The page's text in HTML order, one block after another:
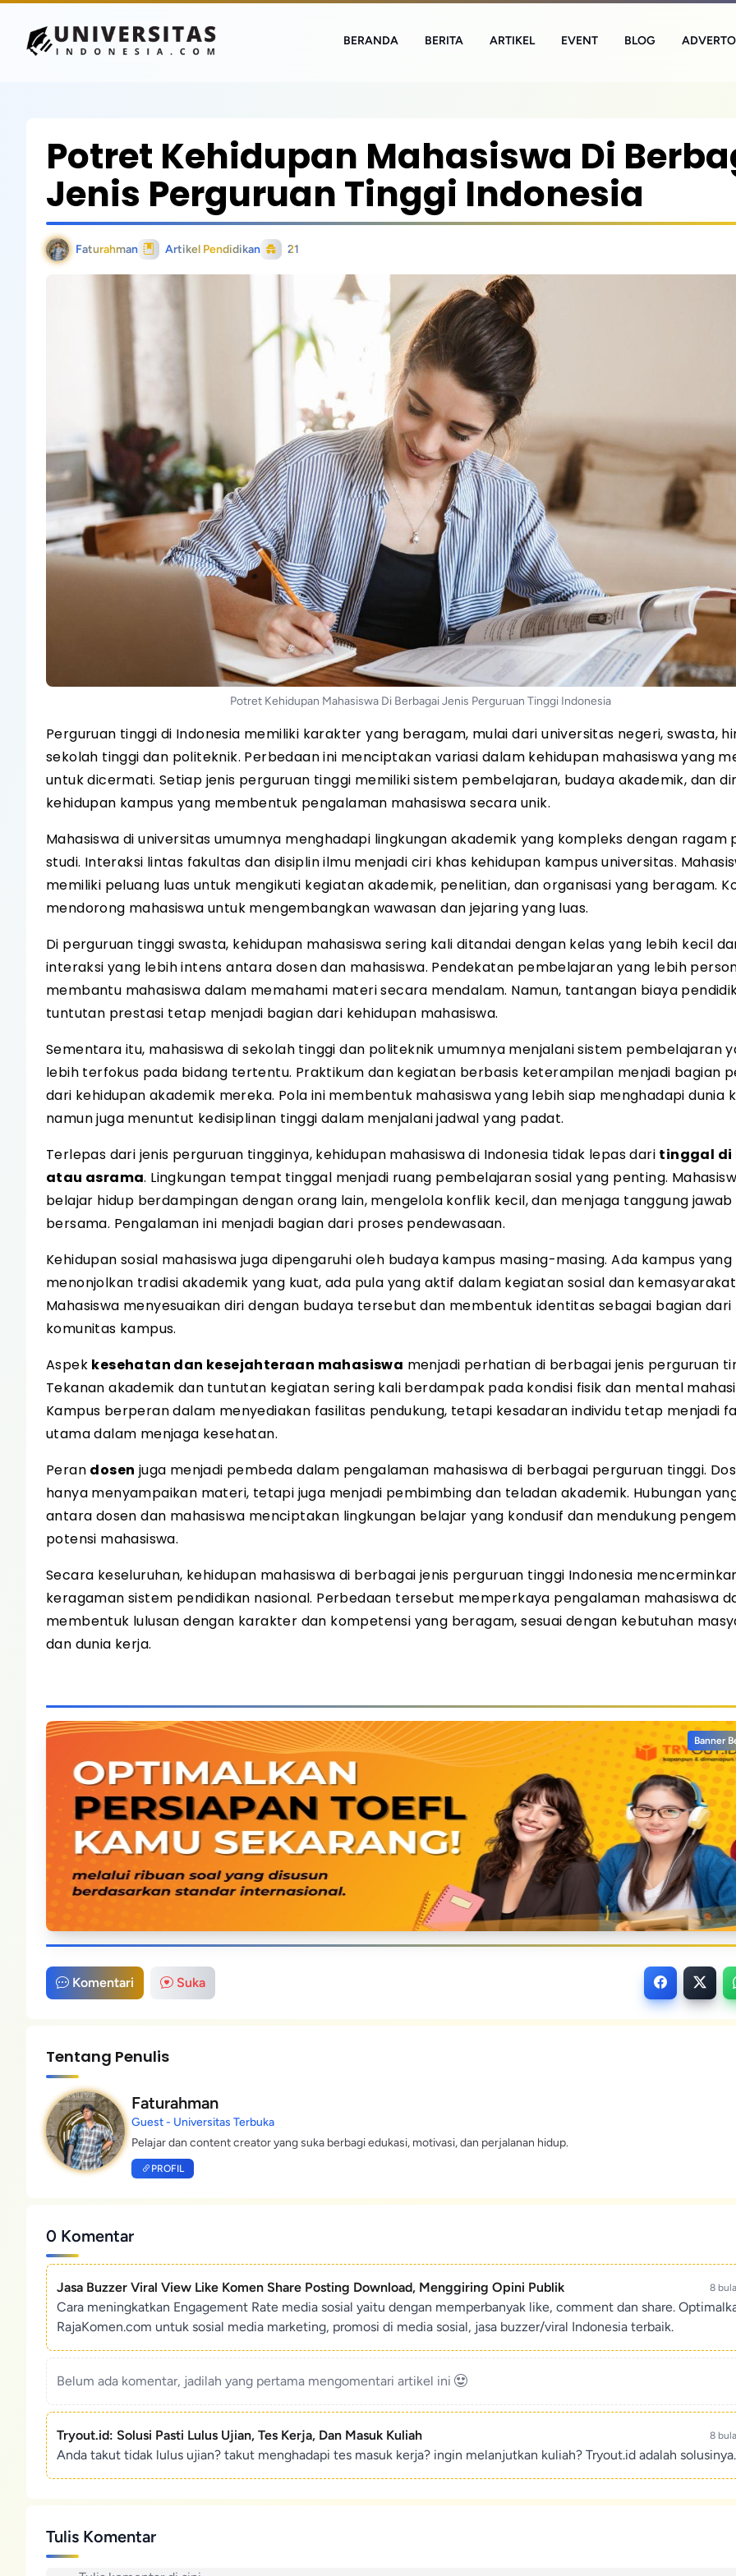
BERANDA BERITA ARTIKEL EVENT BLOG
Potret Kehidupan Mahasiswa Di
Jenis Perguruan Tinggi Indonesia
Faturahman Artikel Pendidikan 21
Potret Kehidupan Mahasiswa Di Berbagai Jenis Perguruan Tinggi Indonesia
Perguruan tinggi di Indonesia memiliki karakter yang beragam, mulai dari universitas negeri, swasta,
sekolah tinggi dan politeknik. Perbedaan ini menciptakan variasi dalam kehidupan mahasiswa yang
untuk dicermati. Setiap jenis perguruan tinggi memiliki sistem pembelajaran, budaya akademik, dan
kehidupan kampus yang membentuk pengalaman mahasiswa secara unik.
Mahasiswa di universitas umumnya menghadapi lingkungan akademik yang kompleks dengan ragam
studi. Interaksi lintas fakultas dan disiplin ilmu menjadi ciri khas kehidupan kampus universitas.
memiliki peluang luas untuk mengikuti kegiatan akademik, penelitian, dan organisasi yang beragam.
mendorong mahasiswa untuk mengembangkan wawasan dan jejaring yang luas.
Di perguruan tinggi swasta, kehidupan mahasiswa sering kali ditandai dengan kelas yang lebih kecil
interaksi yang lebih intens antara dosen dan mahasiswa. Pendekatan pembelajaran yang lebih
membantu mahasiswa dalam memahami materi secara mendalam. Namun, tantangan biaya
tuntutan prestasi tetap menjadi bagian dari kehidupan mahasiswa.
Sementara itu, mahasiswa di sekolah tinggi dan politeknik umumnya menjalani sistem pembelajaran
lebih terfokus pada bidang tertentu. Praktikum dan kegiatan berbasis keterampilan menjadi bagian
dari kehidupan akademik mereka. Pola ini membentuk mahasiswa yang lebih siap menghadapi dunia
namun juga menuntut kedisiplinan tinggi dalam menjalani jadwal yang padat.
Terlepas dari jenis perguruan tingginya, kehidupan mahasiswa di Indonesia tidak lepas dari tinggal di
atau asrama. Lingkungan tempat tinggal menjadi ruang pembelajaran sosial yang penting.
belajar hidup berdampingan dengan orang lain, mengelola konflik kecil, dan menjaga tanggung jawab
bersama. Pengalaman ini menjadi bagian dari proses pendewasaan.
Kehidupan sosial mahasiswa juga dipengaruhi oleh budaya kampus masing-masing. Ada kampus yang
menonjolkan tradisi akademik yang kuat, ada pula yang aktif dalam kegiatan sosial dan
Mahasiswa menyesuaikan diri dengan budaya tersebut dan membentuk identitas sebagai bagian dari
komunitas kampus.
Aspek kesehatan dan kesejahteraan mahasiswa menjadi perhatian di berbagai jenis perguruan
Tekanan akademik dan tuntutan kegiatan sering kali berdampak pada kondisi fisik dan mental
Kampus berperan dalam menyediakan fasilitas pendukung, tetapi kesadaran individu tetap menjadi
utama dalam menjaga kesehatan.
Peran dosen juga menjadi pembeda dalam pengalaman mahasiswa di berbagai perguruan tinggi.
hanya menyampaikan materi, tetapi juga menjadi pembimbing dan teladan akademik. Hubungan
antara dosen dan mahasiswa menciptakan lingkungan belajar yang kondusif dan mendukung
potensi mahasiswa.
Secara keseluruhan, kehidupan mahasiswa di berbagai jenis perguruan tinggi Indonesia
keragaman sistem pendidikan nasional. Perbedaan tersebut memperkaya pengalaman mahasiswa
membentuk lulusan dengan karakter dan kompetensi yang beragam, sesuai dengan kebutuhan
dan dunia kerja.
Banner
Komentari Suka
Tentang Penulis
Faturahman
Guest - Universitas Terbuka
Pelajar dan content creator yang suka berbagi edukasi, motivasi, dan perjalanan hidup.
PROFIL
0 Komentar
Jasa Buzzer Viral View Like Komen Share Posting Download, Menggiring Opini Publik 8
Cara meningkatkan Engagement Rate media sosial yaitu dengan memperbanyak like, comment dan share.
RajaKomen.com untuk sosial media marketing, promosi di media sosial, jasa buzzer/viral Indonesia terbaik.
Belum ada komentar, jadilah yang pertama mengomentari artikel ini
Tryout.id: Solusi Pasti Lulus Ujian, Tes Kerja, Dan Masuk Kuliah 8
Anda takut tidak lulus ujian? takut menghadapi tes masuk kerja? ingin melanjutkan kuliah? Tryout.id adalah solusinya.
Tulis Komentar